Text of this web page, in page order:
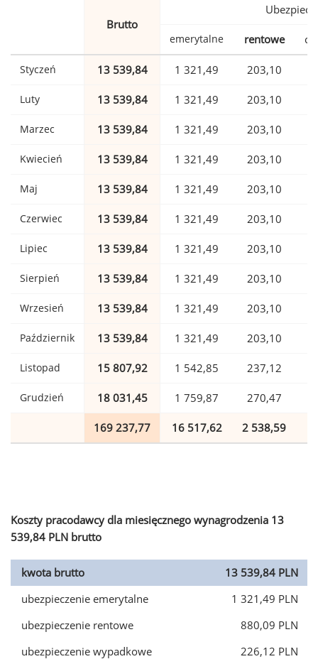
Brutto
emerytalne rentowe
Styczeń 13 539,84 1 321,49 203,10
Luty 13 539,84 1 321,49 203,10
Marzec 13 539,84 1 321,49 203,10
Kwiecień 13 539,84 1 321,49 203,10
Maj 13 539,84 1 321,49 203,10
Czerwiec 13 539,84 1 321,49 203,10
Lipiec 13 539,84 1 321,49 203,10
Sierpień 13 539,84 1 321,49 203,10
Wrzesień 13 539,84 1 321,49 203,10
Październik 13 539,84 1 321,49 203,10
Listopad 15 807,92 1 542,85 237,12
Grudzień 18 031,45 1 759,87 270,47
169 237,77 16 517,62 2 538,59
Koszty pracodawcy dla miesięcznego wynagrodzenia 13
539,84 PLN brutto
kwota brutto
13 539,84 PLN
ubezpieczenie emerytalne
1 321,49 PLN
ubezpieczenie rentowe
880,09 PLN
ubezpieczenie wypadkowe
226,12 PLN